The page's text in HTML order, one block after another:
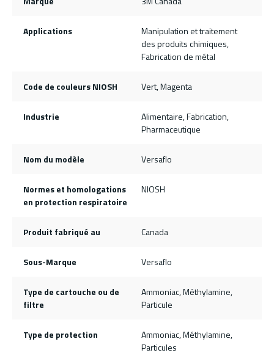
Applications
Manipulation et traitement
des produits chimiques,
Fabrication de métal
Code de couleurs NIOSH Vert, Magenta
Industrie
Alimentaire, Fabrication,
Pharmaceutique
Nom du modèle Versaflo
Normes et homologations
en protection respiratoire
NIOSH
Produit fabriqué au Canada
Sous-Marque Versaflo
Type de cartouche ou de
filtre
Ammoniac, Méthylamine,
Particule
Type de protection
Ammoniac, Méthylamine,
Particules